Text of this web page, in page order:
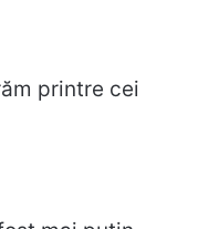
printre cei